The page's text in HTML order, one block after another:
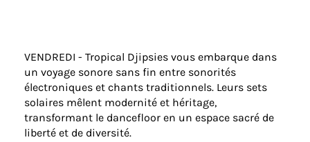
VENDREDI - Tropical Djipsies vous embarque dans
un voyage sonore sans fin entre sonorités
électroniques et chants traditionnels. Leurs sets
solaires mêlent modernité et héritage,
transformant le dancefloor en un espace sacré de
liberté et de diversité.